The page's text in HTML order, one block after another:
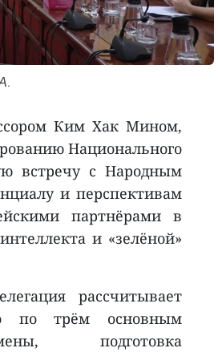
Ким Хак Мином,
Национального
встречу с Народным
и перспективам
партнёрами в
и «зелёной»
рассчитывает
по трём основным
подготовка